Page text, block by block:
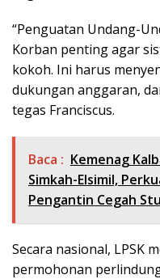
“Penguatan Undang-
Korban penting agar
kokoh. Ini harus
dukungan anggaran,
tegas Franciscus.
Baca : Kemenag
Simkah-Elsimil,
Pengantin Cegah
Secara nasional, LPSK
permohonan